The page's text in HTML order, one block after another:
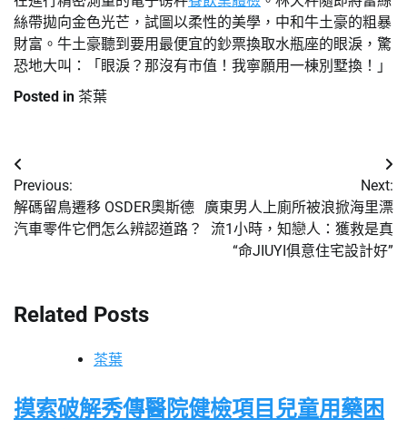
絲帶拋向金色光芒，試圖以柔性的美學，中和牛土豪的粗暴
財富。牛土豪聽到要用最便宜的鈔票換取水瓶座的眼淚，驚
恐地大叫：「眼淚？那沒有市值！我寧願用一棟別墅換！」
Posted in 茶葉
文
章
導
Previous:
解碼留鳥遷移 OSDER奧斯德
汽車零件它們怎么辨認道路？
Next:
廣東男人上廁所被浪掀海里漂
流1小時，知戀人：獲救是真
“命JIUYI俱意住宅設計好”
Related Posts
茶葉
摸索破解秀傳醫院健檢項目兒童用藥困